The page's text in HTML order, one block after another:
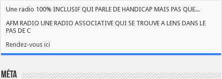
Une radio 100% INCLUSIF QUI PARLE DE HANDICAP MAIS PAS QUE...
AFM RADIO UNE RADIO ASSOCIATIVE QUI SE TROUVE A LENS DANS LE
PAS DE C
Rendez-vous ici
Méta